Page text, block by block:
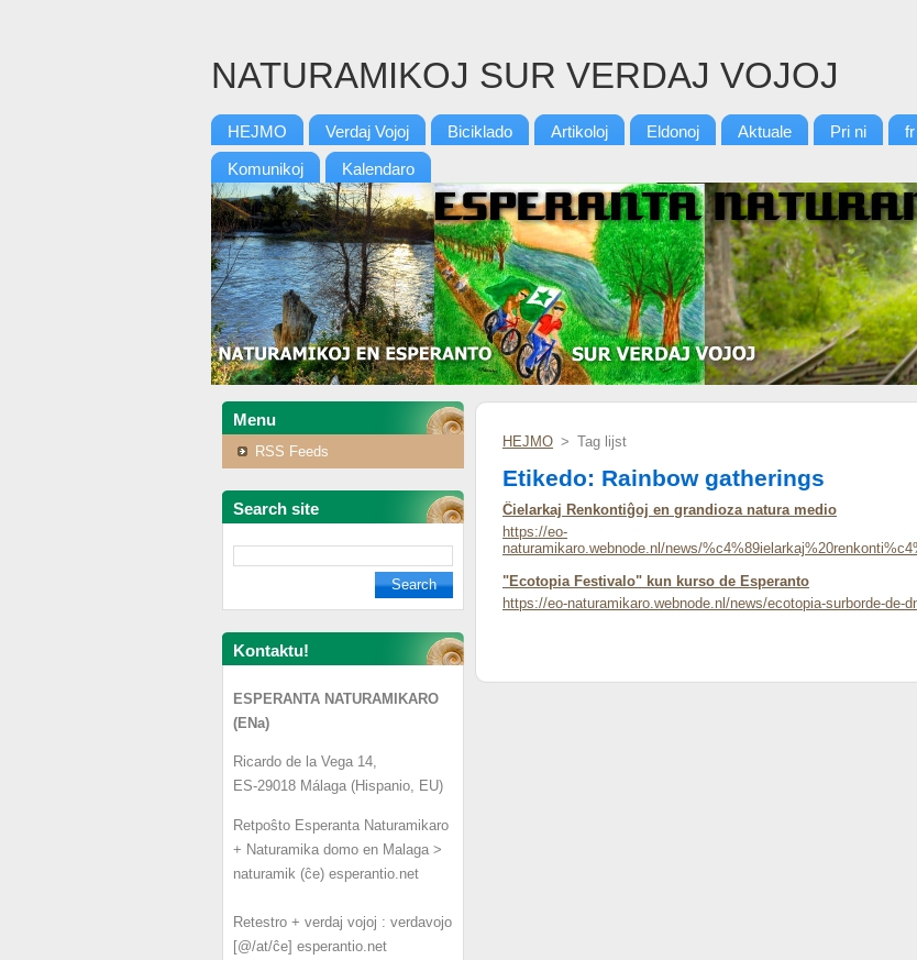
NATURAMIKOJ SUR VERDAJ VOJOJ
HEJMO Verdaj Vojoj Biciklado Artikoloj Eldonoj Aktuale Pri ni fr
Komunikoj Kalendaro
Menu
RSS Feeds
Search site
Kontaktu!
ESPERANTA NATURAMIKARO
(ENa)
Ricardo de la Vega 14,
ES-29018 Málaga (Hispanio, EU)
Retpoŝto Esperanta Naturamikaro
+ Naturamika domo en Malaga >
naturamik (ĉe) esperantio.net
Retestro + verdaj vojoj : verdavojo
[@/at/ĉe] esperantio.net
HEJMO > Tag lijst
Etikedo: Rainbow gatherings
Ĉielarkaj Renkontiĝoj en grandioza natura medio
https://eo-
naturamikaro.webnode.nl/news/
"Ecotopia Festivalo" kun kurso de Esperanto
https://eo-naturamikaro.webnode.nl/news/ecotopia-surborde-de-